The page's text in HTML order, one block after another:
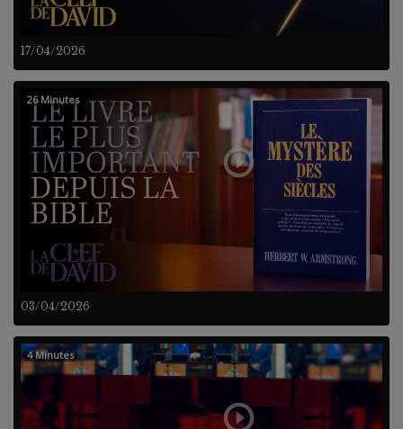
17/04/2026
03/04/2026
26 Minutes
4 Minutes